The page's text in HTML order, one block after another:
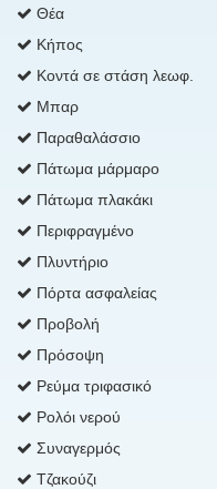
Θέα
Κήπος
Κοντά σε στάση λεωφ.
Μπαρ
Παραθαλάσσιο
Πάτωμα μάρμαρο
Πάτωμα πλακάκι
Περιφραγμένο
Πλυντήριο
Πόρτα ασφαλείας
Προβολή
Πρόσοψη
Ρεύμα τριφασικό
Ρολόι νερού
Συναγερμός
Τζακούζι